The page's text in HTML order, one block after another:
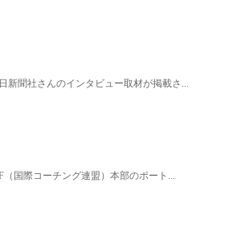
新聞社さんのインタビュー取材が掲載さ...
（国際コーチング連盟）本部のポート...